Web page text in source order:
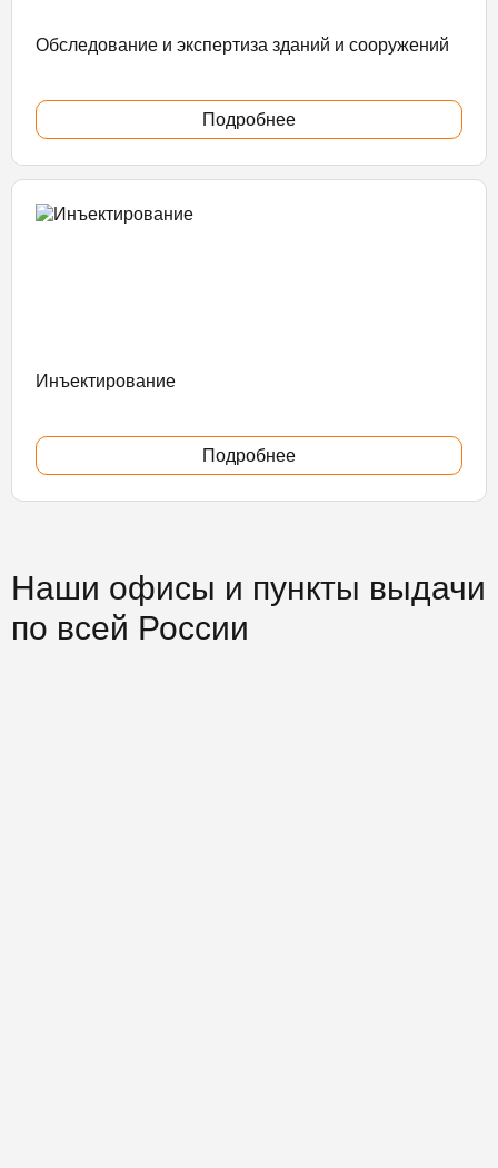
Обследование и экспертиза зданий и сооружений
Подробнее
Инъектирование
Подробнее
Наши офисы и пункты выдачи
по всей России